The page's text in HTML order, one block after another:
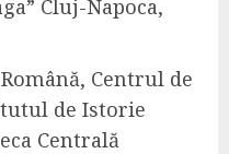
Cluj-Napoca,
Centrul de
de Istorie
Centrală